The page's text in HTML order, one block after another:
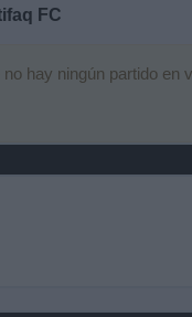
FC
hay ningún partido